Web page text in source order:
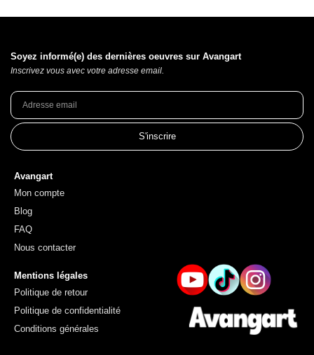
Avangart
Mon compte
Blog
FAQ
Nous contacter
Soyez informé(e) des dernières oeuvres sur Avangart
Inscrivez vous avec votre adresse email.
S'inscrire
Mentions légales
Politique de retour
Politique de confidentialité
Conditions générales